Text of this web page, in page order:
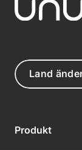
Land
Produkt